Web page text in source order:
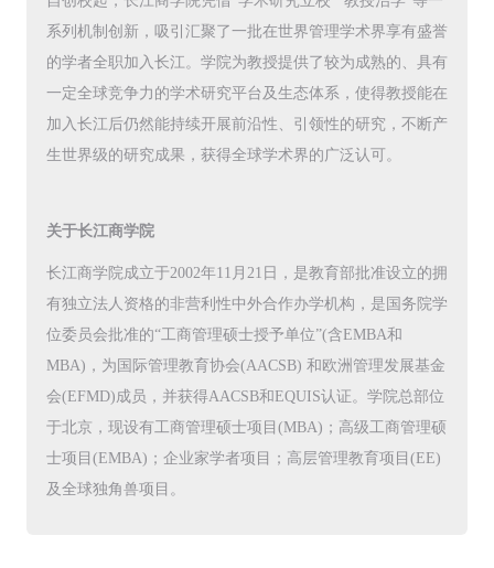
系列机制创新，吸引汇聚了一批在世界管理学术界享有盛誉
的学者全职加入长江。学院为教授提供了较为成熟的、具有
一定全球竞争力的学术研究平台及生态体系，使得教授能在
加入长江后仍然能持续开展前沿性、引领性的研究，不断产
生世界级的研究成果，获得全球学术界的广泛认可。
关于长江商学院
长江商学院成立于2002年11月21日，是教育部批准设立的拥
有独立法人资格的非营利性中外合作办学机构，是国务院学
位委员会批准的“工商管理硕士授予单位”(含EMBA和
MBA)，为国际管理教育协会(AACSB) 和欧洲管理发展基金
会(EFMD)成员，并获得AACSB和EQUIS认证。学院总部位
于北京，现设有工商管理硕士项目(MBA)；高级工商管理硕
士项目(EMBA)；企业家学者项目；高层管理教育项目(EE)
及全球独角兽项目。